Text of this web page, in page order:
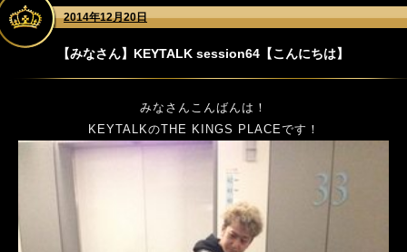
2014年12月20日
【みなさん】KEYTALK session64【こんにちは】
みなさんこんばんは！
KEYTALKのTHE KINGS PLACEです！